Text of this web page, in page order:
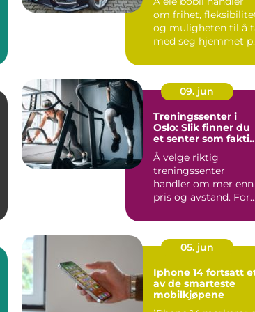
om frihet,
og muligheten til å
med seg hjemmet
09. jun
Treningssenter i
Oslo: Slik finner du
et senter som
blir brukt
Å velge riktig
treningssenter
handler om mer enn
pris og avstand. For
05. jun
Iphone 14 fortsatt et
av de smarteste
mobilkjøpene